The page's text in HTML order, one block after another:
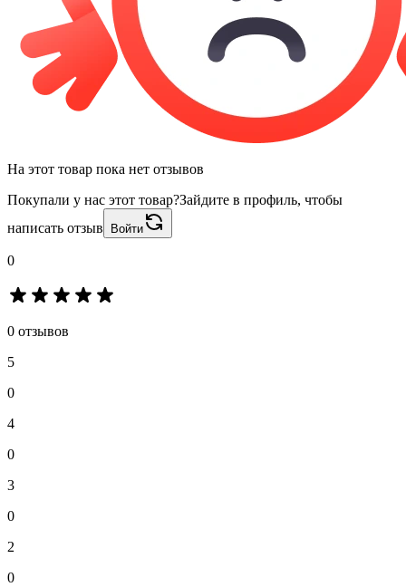
На этот товар пока нет отзывов
Покупали у нас этот товар?Зайдите в профиль, чтобы
написать отзыв
Войти
0
0 отзывов
5
0
4
0
3
0
2
0